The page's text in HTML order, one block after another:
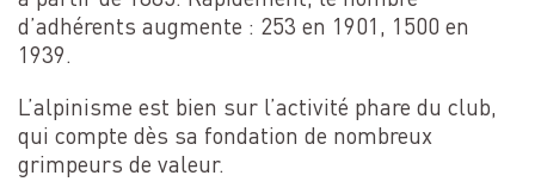
d’adhérents augmente : 253 en 1901, 1500 en
1939.
L’alpinisme est bien sur l’activité phare du club,
qui compte dès sa fondation de nombreux
grimpeurs de valeur.